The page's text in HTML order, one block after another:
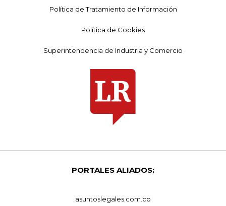
Política de Tratamiento de Información
Política de Cookies
Superintendencia de Industria y Comercio
PORTALES ALIADOS:
asuntoslegales.com.co